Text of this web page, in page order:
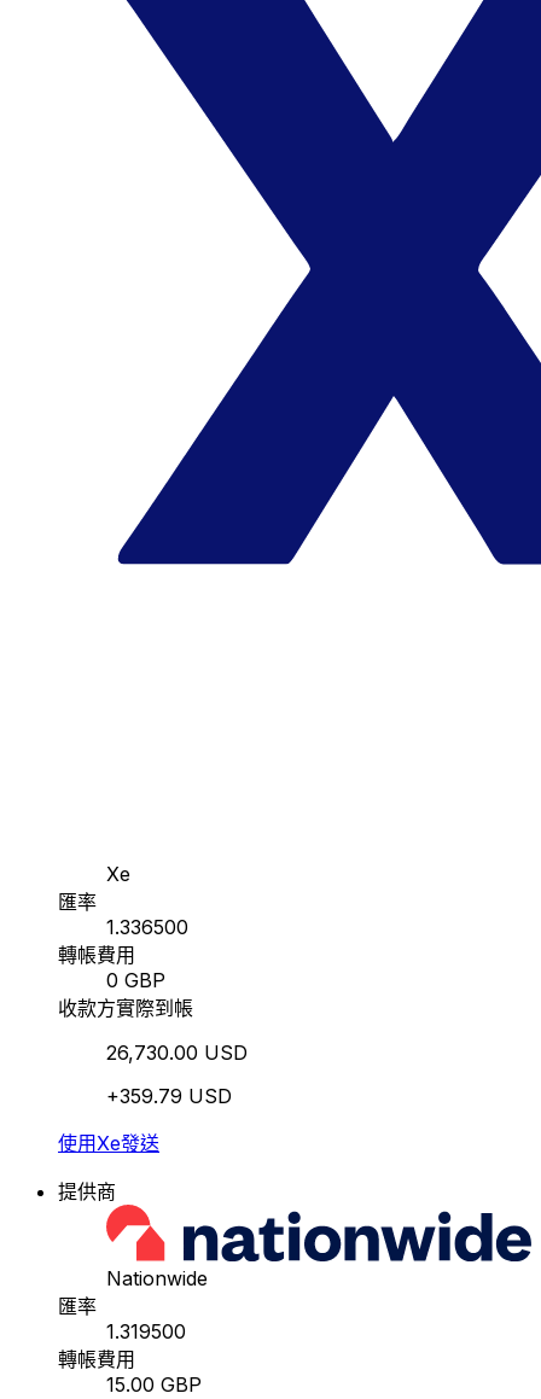
Xe
匯率
1.336500
轉帳費用
0 GBP
收款方實際到帳
26,730.00 USD
+359.79 USD
使用Xe發送
提供商
Nationwide
匯率
1.319500
轉帳費用
15.00 GBP